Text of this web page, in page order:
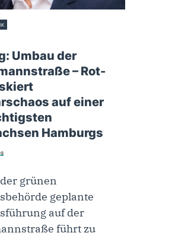
Umbau der
– Rot-
auf einer
Hamburgs
grünen
geplante
auf der
führt zu